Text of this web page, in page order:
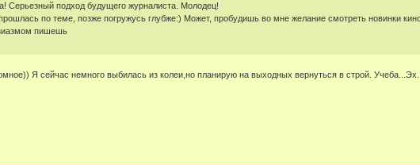
Серьезный подход будущего журналиста. Молодец!
по теме, позже погружусь глубже:) Может, пробудишь во мне желание смотреть новинки кино,
пишешь
Я сейчас немного выбилась из колеи,но планирую на выходных вернуться в строй. Учеба...Эх.